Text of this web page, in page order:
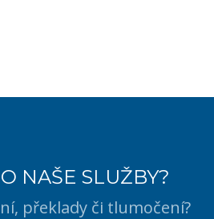
NAŠE SLUŽBY?
překlady či tlumočení?